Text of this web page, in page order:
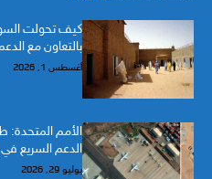
كيف تحولت
بالتعاون مع
أغسطس 1, 2026
الأمم المتحدة:
الدعم السريع
يوليو 29, 2026